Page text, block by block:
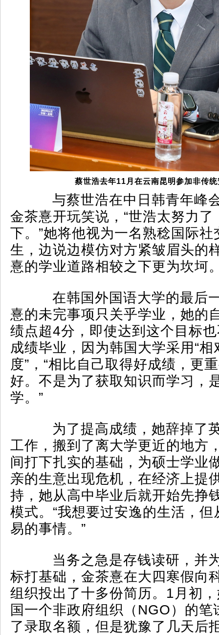
蔡世浩去年11月在云南昆明参加非传
与蔡世浩在中日韩青年峰会
金茶憙开玩笑说，“世浩太努力
下。”她将他视为一名熟稔国际社
生，边说边模仿对方紧皱眉头的
憙的学业道路相较之下更为坎坷
在韩国外国语大学的最后
憙的未完事项只关乎学业，她的
绩点超4分，即使达到这个目标
成绩毕业，因为韩国大学采用“相
度”，“相比自己取得好成绩，更
好。不是为了获取知识而学习，
学。”
为了提高成绩，她辞掉了
工作，搬到了离大学更近的地方
间打下扎实的基础，为硕士学业
亲的生意出现危机，在经济上提
持，她从高中毕业后就开始先挣
模式。“我想要过安逸的生活，
易的事情。”
当务之急是存钱读研，并
标打基础，金茶憙在大四寒假向
组织投出了十多份简历。1月初
国一个非政府组织（NGO）的笔
了录取名额，但是犹豫了几天后